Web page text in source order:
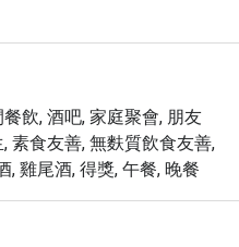
飲, 酒吧, 家庭聚會, 朋友
素食友善, 無麩質飲食友善,
, 雞尾酒, 得獎, 午餐, 晚餐